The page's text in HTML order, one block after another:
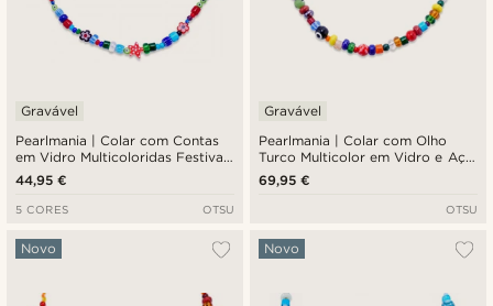
Pearlmania | Colar com Contas
em Vidro Multicoloridas Festival
Frenzy
Gravável
44,95 €
5 CORES OTSU
Pearlmania | Colar com Olho
Turco Multicolor em Vidro e Aço
Inoxidável
Gravável
69,95 €
OTSU
Novo Novo